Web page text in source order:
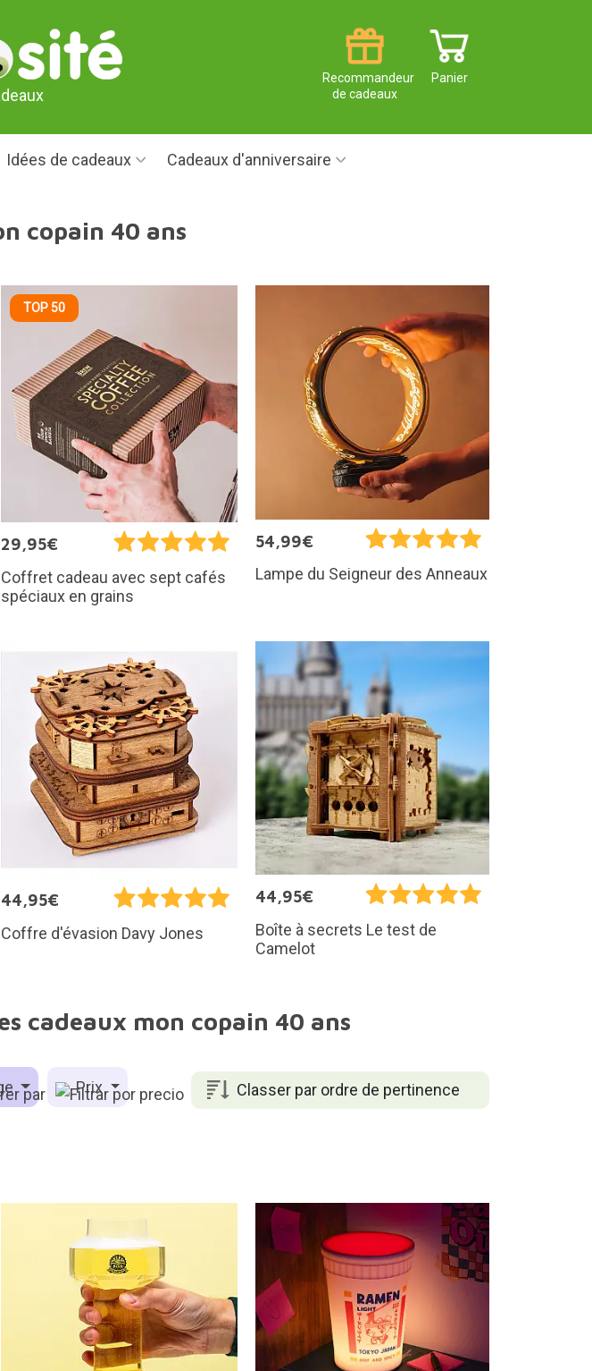
Panier
Recommandeur
de cadeaux
Idées de cadeaux Cadeaux d'anniversaire
copain 40 ans
TOP 50
29,95€
Coffret cadeau avec sept cafés
spéciaux en grains
54,99€
Lampe du Seigneur des Anneaux
44,95€
Coffre d'évasion Davy Jones
44,95€
Boîte à secrets Le test de
Camelot
cadeaux mon copain 40 ans
Classer par ordre de pertinence
Prix